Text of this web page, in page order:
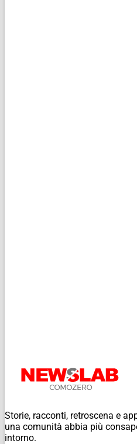
Storie, racconti, retroscena e
una comunità abbia più
intorno.